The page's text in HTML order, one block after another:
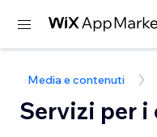
Media e contenuti
Servizi per i